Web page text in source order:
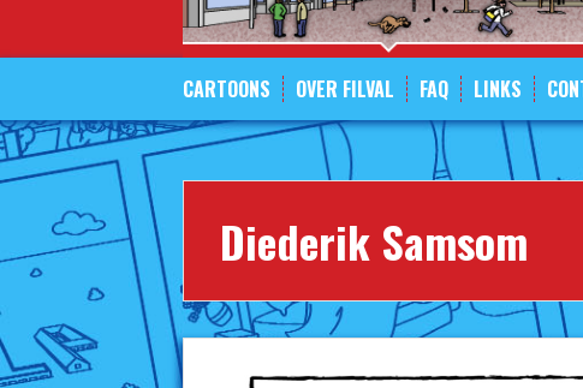
CARTOONS OVER FILVAL FAQ LINKS
Diederik Samsom